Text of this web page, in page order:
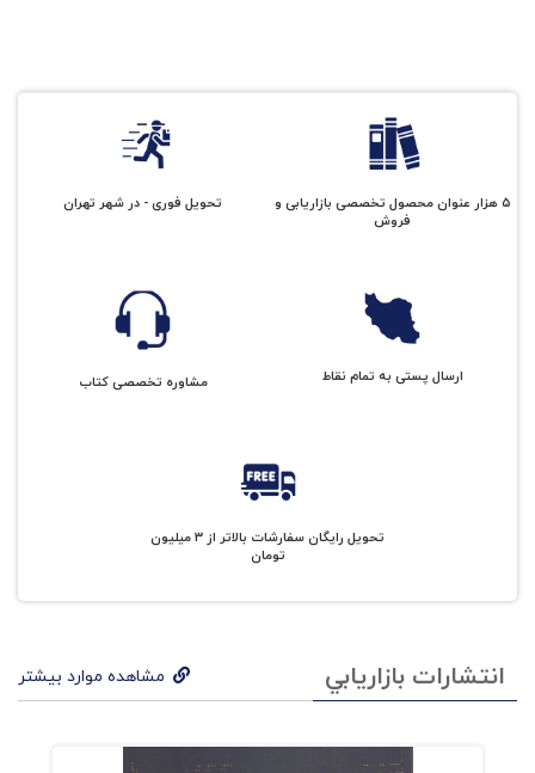
۵ هزار عنوان محصول تخصصی بازاریابی و
فروش
تحویل فوری - در شهر تهران
ارسال پستی به تمام نقاط مشاوره تخصصی کتاب
تحویل رایگان سفارشات بالاتر از 3 میلیون
تومان
انتشارات بازاريابي مشاهده موارد بیشتر